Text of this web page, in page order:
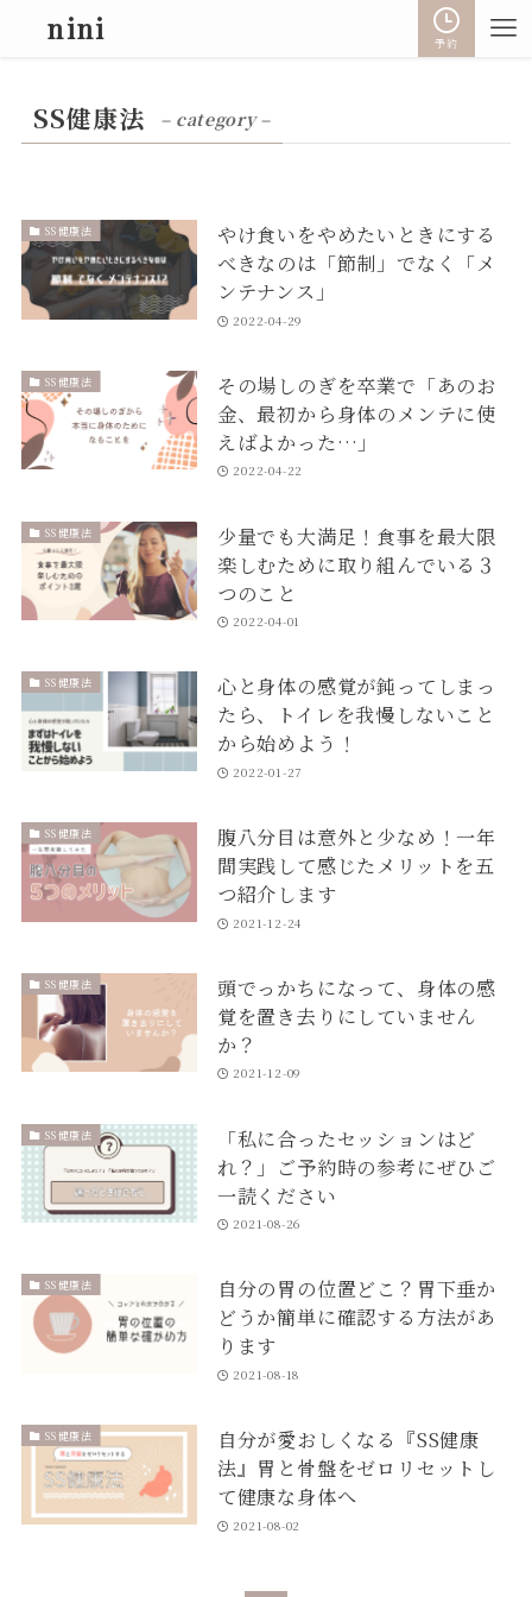
nini 予約
SS健康法 – category –
SS健康法
やけ食いをやめたいときにする
べきなのは「節制」でなく「メ
ンテナンス」
2022-04-29
SS健康法
その場しのぎを卒業で「あのお
金、最初から身体のメンテに使
えばよかった…」
2022-04-22
SS健康法
少量でも大満足！食事を最大限
楽しむために取り組んでいる３
つのこと
2022-04-01
SS健康法
心と身体の感覚が鈍ってしまっ
たら、トイレを我慢しないこと
から始めよう！
2022-01-27
SS健康法
腹八分目は意外と少なめ！一年
間実践して感じたメリットを五
つ紹介します
2021-12-24
SS健康法
頭でっかちになって、身体の感
覚を置き去りにしていません
か？
2021-12-09
SS健康法
「私に合ったセッションはど
れ？」ご予約時の参考にぜひご
一読ください
2021-08-26
SS健康法
自分の胃の位置どこ？胃下垂か
どうか簡単に確認する方法があ
ります
2021-08-18
SS健康法
自分が愛おしくなる『SS健康
法』胃と骨盤をゼロリセットし
て健康な身体へ
2021-08-02